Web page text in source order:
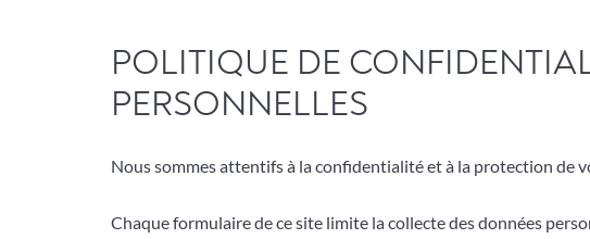
POLITIQUE DE
PERSONNELLES
Nous sommes attentifs à la confidentialité et à la protection de
Chaque formulaire de ce site limite la collecte des données